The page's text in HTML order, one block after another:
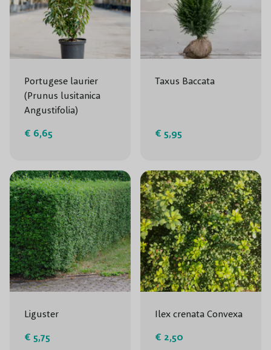
Portugese laurier
(Prunus lusitanica
Angustifolia)
€ 6,65
Taxus Baccata
€ 5,95
Liguster
€ 5,75
Ilex crenata Convexa
€ 2,50